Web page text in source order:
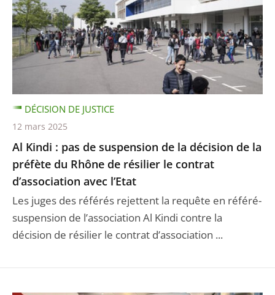
Al Kindi : pas de suspension de la décision de la
préfète du Rhône de résilier le contrat
d’association avec l’Etat
Les juges des référés rejettent la requête en référé-
suspension de l’association Al Kindi contre la
décision de résilier le contrat d’association ...
DÉCISION DE JUSTICE
12 mars 2025